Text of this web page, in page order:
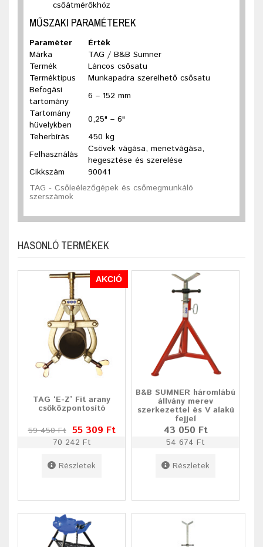
csőátmérőkhöz
MŰSZAKI PARAMÉTEREK
Paraméter
Érték
Márka
TAG / B&B Sumner
Termék
Láncos csősatu
Terméktípus
Munkapadra szerelhető csősatu
Befogási
tartomány
6 – 152 mm
Tartomány
hüvelykben
0,25" – 6"
Teherbírás
450 kg
Felhasználás
Csövek vágása, menetvágása,
hegesztése és szerelése
Cikkszám
90041
TAG - Csőleélezőgépek és csőmegmunkáló
szerszámok
HASONLÓ TERMÉKEK
AKCIÓ
TAG ‘E-Z’ Fit arany
csőközpontosító
59 450 Ft 55 309 Ft
70 242 Ft
Részletek
B&B SUMNER háromlábú
állvány merev
szerkezettel és V alakú
fejjel
43 050 Ft
54 674 Ft
Részletek